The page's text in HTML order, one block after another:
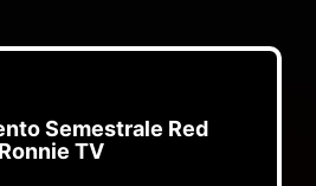
Semestrale Red
Ronnie TV